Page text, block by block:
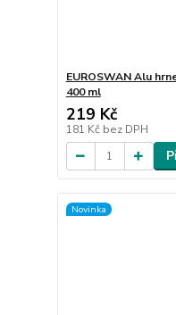
EUROSWAN Alu
400 ml
219 Kč
181 Kč bez DPH
Novinka